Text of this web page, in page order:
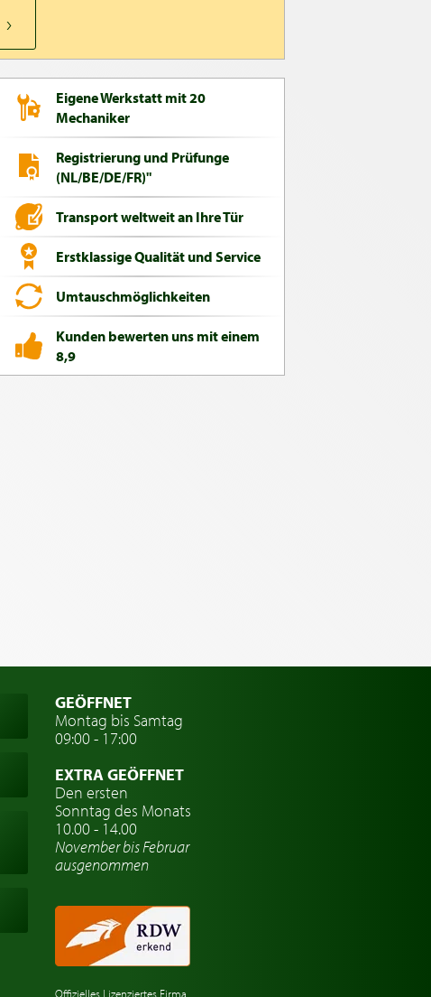
Eigene Werkstatt mit 20
Mechaniker
Registrierung und Prüfunge
(NL/BE/DE/FR)"
Transport weltweit an Ihre Tür
Erstklassige Qualität und Service
Umtauschmöglichkeiten
Kunden bewerten uns mit einem
8,9
GEÖFFNET
Montag bis Samtag
09:00 - 17:00
EXTRA GEÖFFNET
Den ersten
Sonntag des Monats
10.00 - 14.00
November bis Februar
ausgenommen
Offizielles Lizenziertes Firma